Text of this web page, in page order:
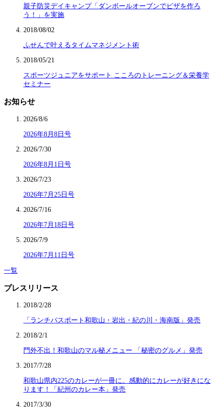
親子防災デイキャンプ「ダンボールオーブンでピザを作ろ
う！」を実施
2018/08/02
ふせんで叶えるタイムマネジメント術
2018/05/21
スポーツジュニアをサポート こころのトレーニング＆栄養学
セミナー
お知らせ
2026/8/6
2026年8月8日号
2026/7/30
2026年8月1日号
2026/7/23
2026年7月25日号
2026/7/16
2026年7月18日号
2026/7/9
2026年7月11日号
一覧
プレスリリース
2018/2/28
「ランチパスポート和歌山・岩出・紀の川・海南版」発売
2018/2/1
門外不出！和歌山のマル秘メニュー 「秘密のグルメ」発売
2017/7/28
和歌山県内225のカレーが一冊に。感動的にカレーが好きにな
ります！「紀州のカレー本」発売
2017/3/30